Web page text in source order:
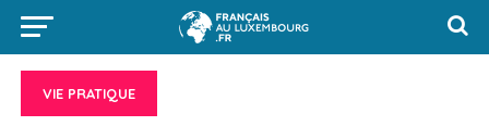
VIE PRATIQUE